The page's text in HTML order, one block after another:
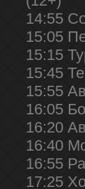
14:55
15:05
15:15
15:45
15:55
16:05
16:20
16:40
16:55
17:25